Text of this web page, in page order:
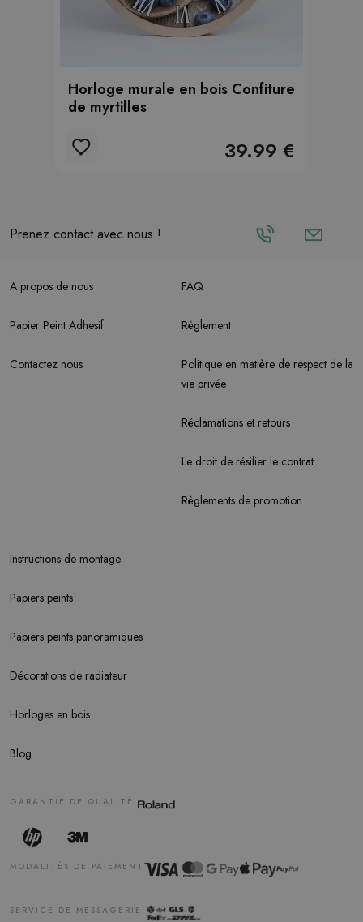
Horloge murale en bois Confiture
de myrtilles
39.99 €
Prenez contact avec nous !
A propos de nous
Papier Peint Adhesif
Contactez nous
Instructions de montage
Papiers peints
Papiers peints panoramiques
Décorations de radiateur
Horloges en bois
Blog
FAQ
Règlement
Politique en matière de respect de la
vie privée
Réclamations et retours
Le droit de résilier le contrat
Règlements de promotion
GARANTIE DE QUALITÉ
SERVICE DE MESSAGERIE
MODALITÉS DE PAIEMENT